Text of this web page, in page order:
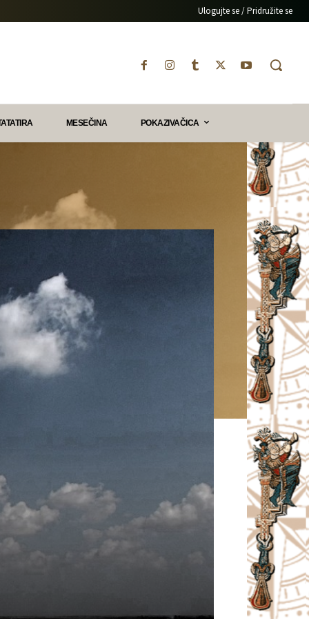
Ulogujte se / Pridružite se
MESEČINA POKAZIVAČICA